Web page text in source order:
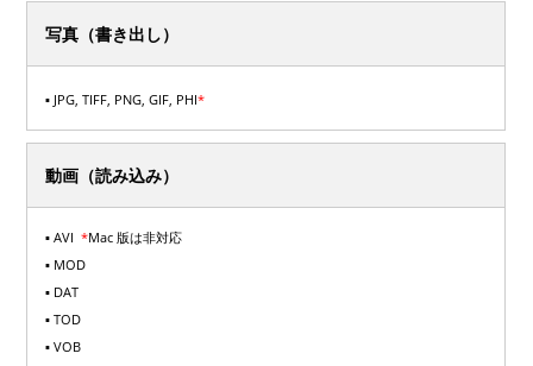
写真（書き出し）
▪ JPG, TIFF, PNG, GIF, PHI*
動画（読み込み）
▪ AVI*Mac 版は非対応
▪ MOD
▪ DAT
▪ TOD
▪ VOB